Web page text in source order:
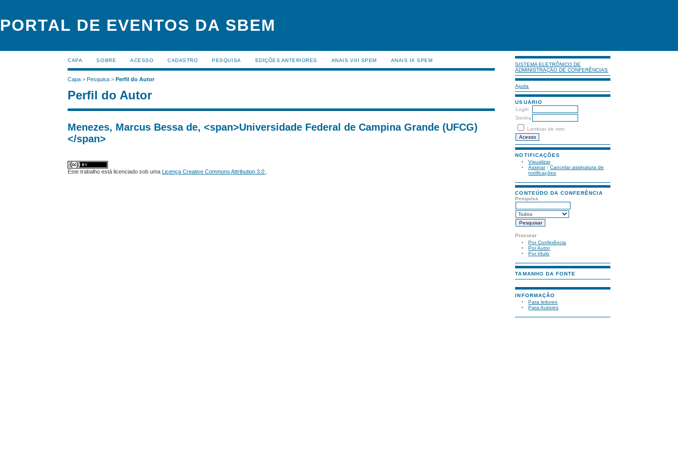
PORTAL DE EVENTOS DA SBEM
SISTEMA ELETRÔNICO DE
ADMINISTRAÇÃO DE CONFERÊNCIAS
Ajuda
USUÁRIO
Login
Senha
Lembrar de mim
NOTIFICAÇÕES
Visualizar
Assinar/Cancelar assinatura de
notificações
CONTEÚDO DA CONFERÊNCIA
Pesquisa
Procurar
Por Conferência
Por Autor
Por título
TAMANHO DA FONTE
INFORMAÇÃO
Para leitores
Para Autores
CAPA SOBRE ACESSO CADASTRO PESQUISA EDIÇÕES ANTERIORES ANAIS VIII SPEM ANAIS IX SPEM
Capa >Pesquisa >Perfil do Autor
Perfil do Autor
Menezes, Marcus Bessa de, <span>Universidade Federal de Campina Grande (UFCG)
</span>
Este trabalho está licenciado sob uma Licença Creative Commons Attribution 3.0